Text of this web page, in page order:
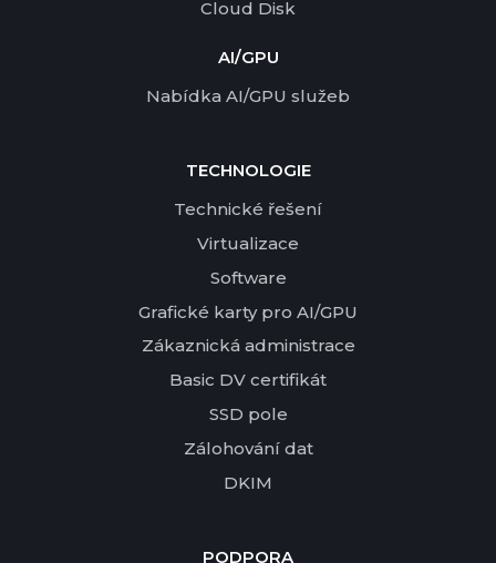
Cloud Disk
AI/GPU
Nabídka AI/GPU služeb
TECHNOLOGIE
Technické řešení
Virtualizace
Software
Grafické karty pro AI/GPU
Zákaznická administrace
Basic DV certifikát
SSD pole
Zálohování dat
DKIM
PODPORA